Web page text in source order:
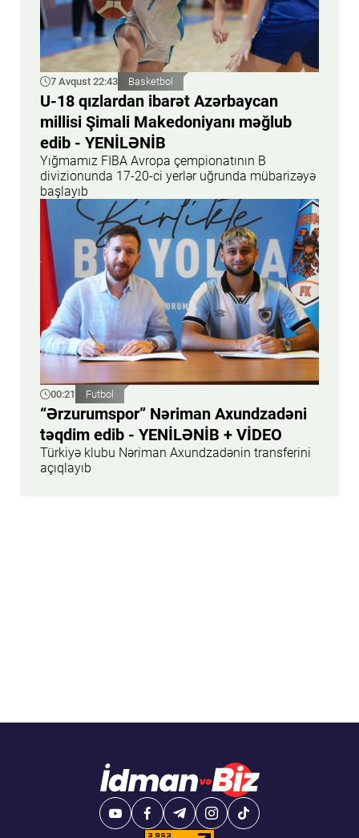
7 Avqust 22:43 Basketbol
U-18 qızlardan ibarət Azərbaycan
millisi Şimali Makedoniyanı məğlub
edib - YENİLƏNİB
Yığmamız FIBA Avropa çempionatının B
divizionunda 17-20-ci yerlər uğrunda mübarizəyə
başlayıb
00:21 Futbol
“Ərzurumspor” Nəriman Axundzadəni
təqdim edib - YENİLƏNİB + VİDEO
Türkiyə klubu Nəriman Axundzadənin transferini
açıqlayıb